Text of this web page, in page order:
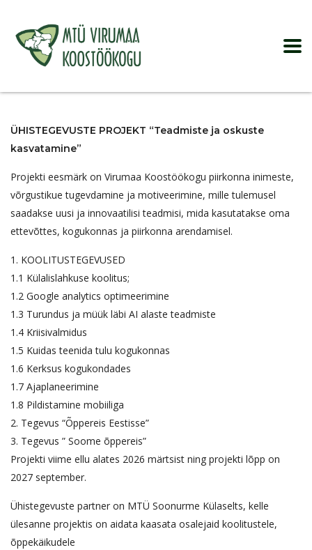
ÜHISTEGEVUSTE PROJEKT “Teadmiste ja oskuste
kasvatamine”
Projekti eesmärk on Virumaa Koostöökogu piirkonna inimeste,
võrgustikue tugevdamine ja motiveerimine, mille tulemusel
saadakse uusi ja innovaatilisi teadmisi, mida kasutatakse oma
ettevõttes, kogukonnas ja piirkonna arendamisel.
1. KOOLITUSTEGEVUSED
1.1 Külalislahkuse koolitus;
1.2 Google analytics optimeerimine
1.3 Turundus ja müük läbi AI alaste teadmiste
1.4 Kriisivalmidus
1.5 Kuidas teenida tulu kogukonnas
1.6 Kerksus kogukondades
1.7 Ajaplaneerimine
1.8 Pildistamine mobiiliga
2. Tegevus “Õppereis Eestisse”
3. Tegevus ” Soome õppereis”
Projekti viime ellu alates 2026 märtsist ning projekti lõpp on
2027 september.
Ühistegevuste partner on MTÜ Soonurme Külaselts, kelle
ülesanne projektis on aidata kaasata osalejaid koolitustele,
õppekäikudele